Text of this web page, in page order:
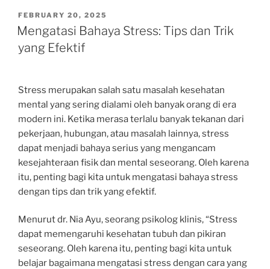
POSTED
ON
FEBRUARY 20, 2025
Mengatasi Bahaya Stress: Tips dan Trik
yang Efektif
Stress merupakan salah satu masalah kesehatan
mental yang sering dialami oleh banyak orang di era
modern ini. Ketika merasa terlalu banyak tekanan dari
pekerjaan, hubungan, atau masalah lainnya, stress
dapat menjadi bahaya serius yang mengancam
kesejahteraan fisik dan mental seseorang. Oleh karena
itu, penting bagi kita untuk mengatasi bahaya stress
dengan tips dan trik yang efektif.
Menurut dr. Nia Ayu, seorang psikolog klinis, “Stress
dapat memengaruhi kesehatan tubuh dan pikiran
seseorang. Oleh karena itu, penting bagi kita untuk
belajar bagaimana mengatasi stress dengan cara yang